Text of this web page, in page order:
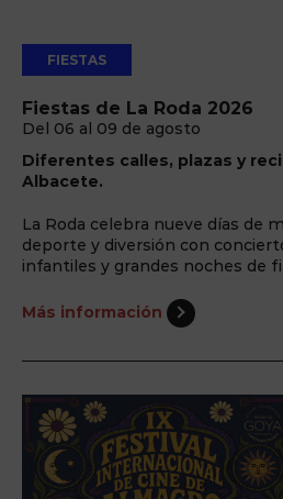
FIESTAS
Fiestas de La Roda 2026
Del 06 al 09 de agosto
Diferentes calles, plazas y
Albacete.
La Roda celebra nueve días de
deporte y diversión con
infantiles y grandes noches de
Más información